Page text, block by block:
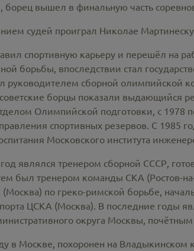
борец вышел в финальную часть
судей проиграл Николае
спортивную карьеру и перешёл на
борьбы, впоследствии стал
руководителем сборной олимпийской
борцы показали выдающийся
Олимпийской подготовки, с 1978
спортивных резервов. С 1985
Московского института
являлся тренером сборной СССР,
был тренером команды СКА (Ростов-
по греко-римской борьбе,
ЦСКА (Москва). В последние годы
округа Москвы,
в Москве, похоронен на Владыкинском